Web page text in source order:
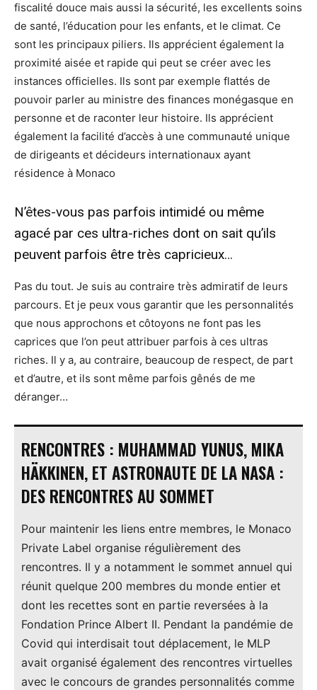
fiscalité douce mais aussi la sécurité, les excellents soins
de santé, l’éducation pour les enfants, et le climat. Ce
sont les principaux piliers. Ils apprécient également la
proximité aisée et rapide qui peut se créer avec les
instances officielles. Ils sont par exemple flattés de
pouvoir parler au ministre des finances monégasque en
personne et de raconter leur histoire. Ils apprécient
également la facilité d’accès à une communauté unique
de dirigeants et décideurs internationaux ayant
résidence à Monaco
N’êtes-vous pas parfois intimidé ou même
agacé par ces ultra-riches dont on sait qu’ils
peuvent parfois être très capricieux…
Pas du tout. Je suis au contraire très admiratif de leurs
parcours. Et je peux vous garantir que les personnalités
que nous approchons et côtoyons ne font pas les
caprices que l’on peut attribuer parfois à ces ultras
riches. Il y a, au contraire, beaucoup de respect, de part
et d’autre, et ils sont même parfois gênés de me
déranger…
RENCONTRES : MUHAMMAD YUNUS, MIKA
HÄKKINEN, ET ASTRONAUTE DE LA NASA :
DES RENCONTRES AU SOMMET
Pour maintenir les liens entre membres, le Monaco
Private Label organise régulièrement des
rencontres. Il y a notamment le sommet annuel qui
réunit quelque 200 membres du monde entier et
dont les recettes sont en partie reversées à la
Fondation Prince Albert II. Pendant la pandémie de
Covid qui interdisait tout déplacement, le MLP
avait organisé également des rencontres virtuelles
avec le concours de grandes personnalités comme